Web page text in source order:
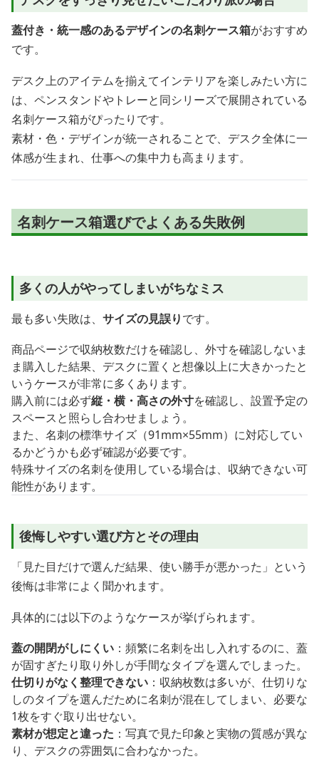
蓋付き・統一感のあるデザインの名刺ケース箱がおすすめ
です。
デスク上のアイテムを揃えてインテリアを楽しみたい方に
は、ペンスタンドやトレーと同シリーズで展開されている
名刺ケース箱がぴったりです。
素材・色・デザインが統一されることで、デスク全体に一
体感が生まれ、仕事への集中力も高まります。
名刺ケース箱選びでよくある失敗例
多くの人がやってしまいがちなミス
最も多い失敗は、 サイズの見誤りです。
商品ページで収納枚数だけを確認し、外寸を確認しないま
ま購入した結果、デスクに置くと想像以上に大きかったと
いうケースが非常に多くあります。
購入前には必ず縦・横・高さの外寸を確認し、設置予定の
スペースと照らし合わせましょう。
また、名刺の標準サイズ（91mm×55mm）に対応してい
るかどうかも必ず確認が必要です。
特殊サイズの名刺を使用している場合は、収納できない可
能性があります。
後悔しやすい選び方とその理由
「見た目だけで選んだ結果、使い勝手が悪かった」という
後悔は非常によく聞かれます。
具体的には以下のようなケースが挙げられます。
蓋の開閉がしにくい ：頻繁に名刺を出し入れするのに、蓋
が固すぎたり取り外しが手間なタイプを選んでしまった。
仕切りがなく整理できない ：収納枚数は多いが、仕切りな
しのタイプを選んだために名刺が混在してしまい、必要な
1枚をすぐ取り出せない。
素材が想定と違った ：写真で見た印象と実物の質感が異な
り、デスクの雰囲気に合わなかった。